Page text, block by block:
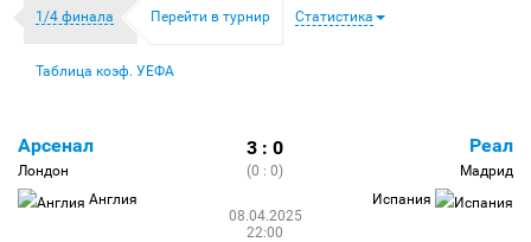
1/4 финала Перейти в турнир Статистика
Таблица коэф. УЕФА
Арсенал
Лондон
Англия
3 : 0
(0 : 0)
08.04.2025
22:00
Реал
Мадрид
Испания